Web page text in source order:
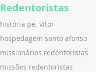
Redentoristas
história pe. vitor
hospedagem santo afonso
missionários redentoristas
missões redentoristas